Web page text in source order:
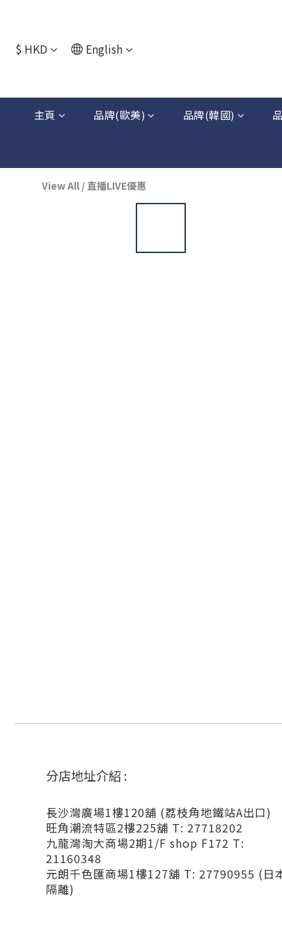
$ HKD English
主頁 品牌(歐美) 品牌(韓國)
View All / 直播LIVE優惠
分店地址介紹 :
長沙灣廣場1樓120舖 (荔枝角地鐵站A出口)
旺角潮流特區2樓225舖 T: 27718202
九龍灣淘大商場2期1/F shop F172 T:
21160348
元朗千色匯商場1樓127舖 T: 27790955 (日
隔離)